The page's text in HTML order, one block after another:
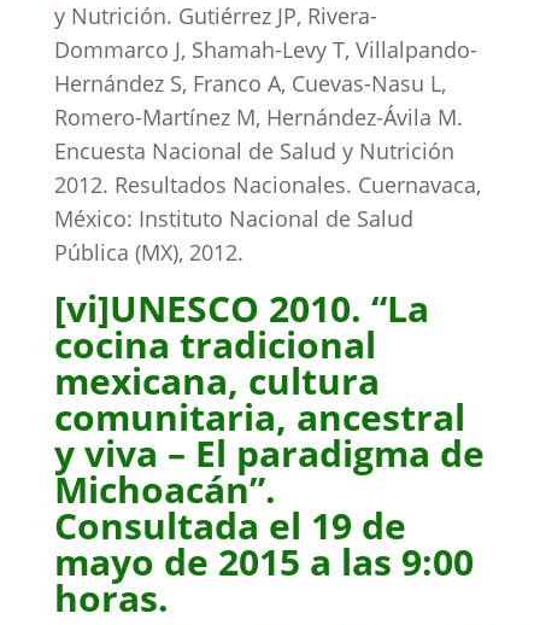
y Nutrición. Gutiérrez JP, Rivera-
Dommarco J, Shamah-Levy T, Villalpando-
Hernández S, Franco A, Cuevas-Nasu L,
Romero-Martínez M, Hernández-Ávila M.
Encuesta Nacional de Salud y Nutrición
2012. Resultados Nacionales. Cuernavaca,
México: Instituto Nacional de Salud
Pública (MX), 2012.
[vi]UNESCO 2010. “La
cocina tradicional
mexicana, cultura
comunitaria, ancestral
y viva – El paradigma de
Michoacán”.
Consultada el 19 de
mayo de 2015 a las 9:00
horas.